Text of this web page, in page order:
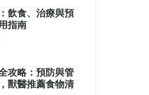
飲食、治療與預
指南
攻略：預防與管
獸醫推薦食物清